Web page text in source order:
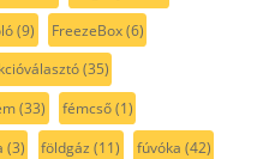
(9) FreezeBox(6)
(35)
(33) fémcső(1)
(3) földgáz (11) fúvóka (42)